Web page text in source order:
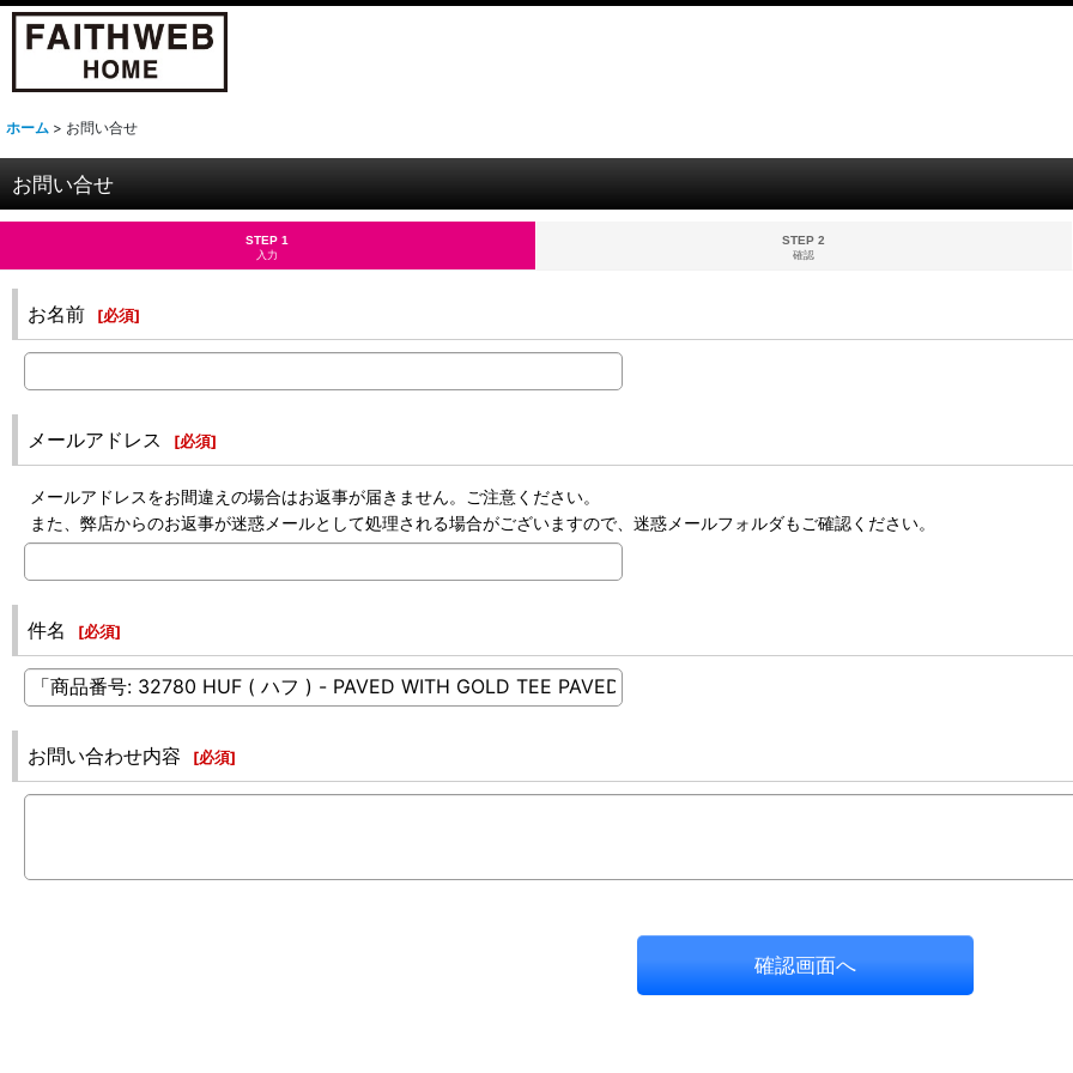
ホーム > お問い合せ
お問い合せ
STEP 1
入力
STEP 2
確認
お名前 [必須]
メールアドレス [必須]
メールアドレスをお間違えの場合はお返事が届きません。ご注意ください。
また、弊店からのお返事が迷惑メールとして処理される場合がございますので、迷惑メールフォルダもご確認ください。
件名 [必須]
お問い合わせ内容 [必須]
確認画面へ